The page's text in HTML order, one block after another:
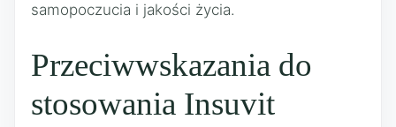
samopoczucia i jakości życia.
Przeciwwskazania do
stosowania Insuvit